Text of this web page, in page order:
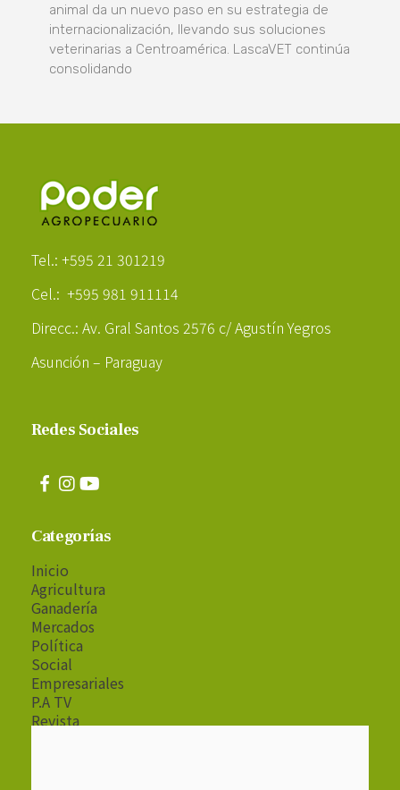
animal da un nuevo paso en su estrategia de
internacionalización, llevando sus soluciones
veterinarias a Centroamérica. LascaVET continúa
consolidando
Tel.: +595 21 301219
Cel.: +595 981 911114
Direcc.: Av. Gral Santos 2576 c/ Agustín Yegros
Asunción – Paraguay
Redes Sociales
Categorías
Inicio
Agricultura
Ganadería
Mercados
Política
Social
Empresariales
P.A TV
Revista